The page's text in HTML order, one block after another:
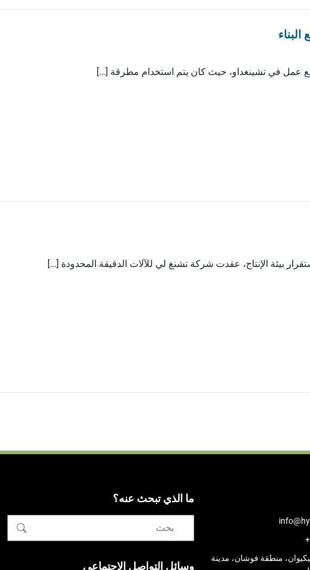
بيئة الإنتاج، عقدت شركة تشنغ لي للآلات الدقيقة المحدودة […]
تشيكيوان، منطقة فوشان، مدينة
ما الذي تبحث عنه؟
وسائل التواصل الاجتماعي